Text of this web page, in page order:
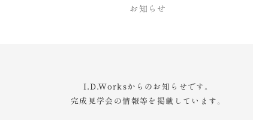
お知らせ
I.D.Worksからのお知らせです。
完成見学会の情報等を掲載しています。